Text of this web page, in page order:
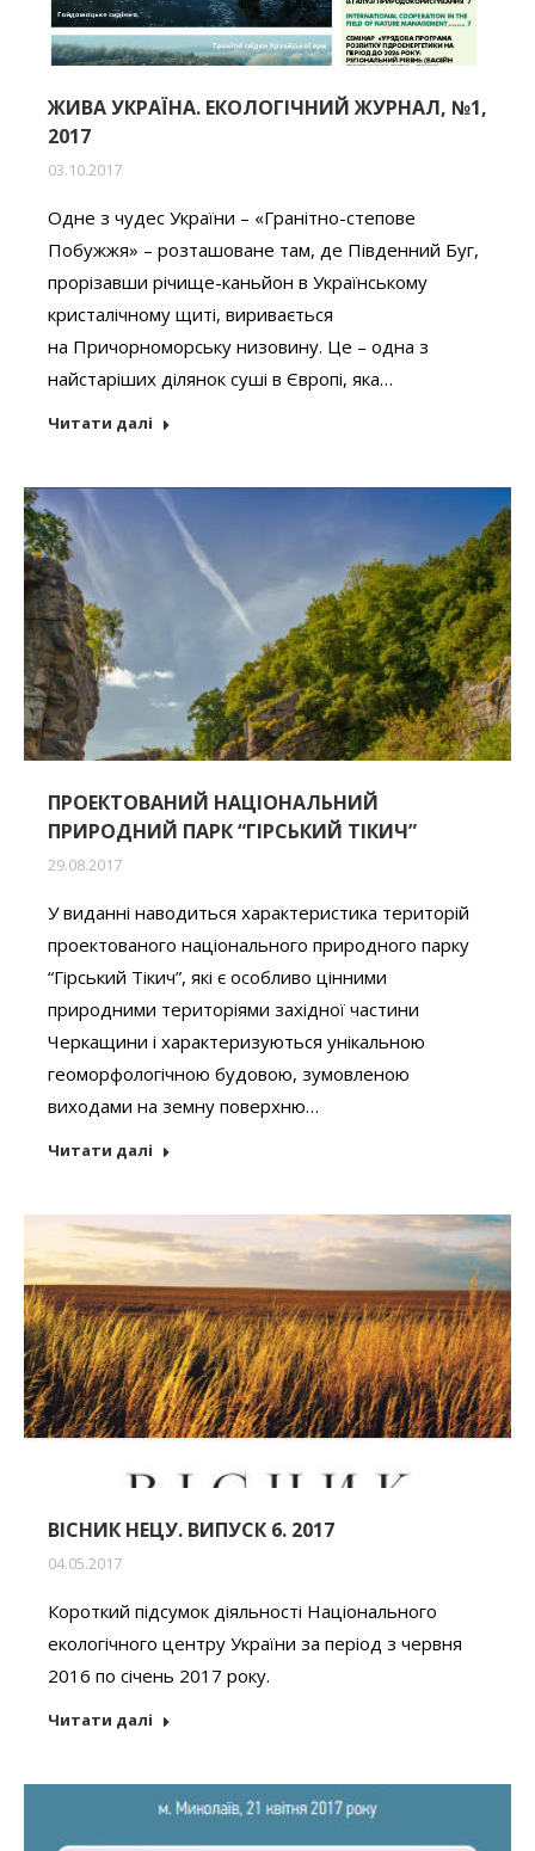
ЖИВА УКРАЇНА. ЕКОЛОГІЧНИЙ ЖУРНАЛ, №1,
2017
03.10.2017
Одне з чудес України – «Гранітно-степове
Побужжя» – розташоване там, де Південний Буг,
прорізавши річище-каньйон в Українському
кристалічному щиті, виривається
на Причорноморську низовину. Це – одна з
найстаріших ділянок суші в Європі, яка…
Читати далі
ПРОЕКТОВАНИЙ НАЦІОНАЛЬНИЙ
ПРИРОДНИЙ ПАРК “ГІРСЬКИЙ ТІКИЧ”
29.08.2017
У виданні наводиться характеристика територій
проектованого національного природного парку
“Гірський Тікич”, які є особливо цінними
природними територіями західної частини
Черкащини і характеризуються унікальною
геоморфологічною будовою, зумовленою
виходами на земну поверхню…
Читати далі
ВІСНИК НЕЦУ. ВИПУСК 6. 2017
04.05.2017
Короткий підсумок діяльності Національного
екологічного центру України за період з червня
2016 по січень 2017 року.
Читати далі